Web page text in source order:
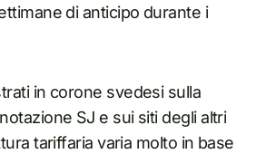
di anticipo durante i
in corone svedesi sulla
SJ e sui siti degli altri
tariffaria varia molto in base